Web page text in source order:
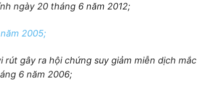
ngày 20 tháng 6 năm 2012;
2005;
rút gây ra hội chứng suy giảm miễn dịch mắc
6 năm 2006;